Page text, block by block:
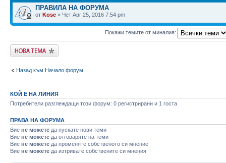
ПРАВИЛА НА ФОРУМА
от Kose » Чет Авг 25, 2016 7:54 pm
Покажи темите от миналия:
Публикувай нова
тема
Назад към Начало форум
КОЙ Е НА ЛИНИЯ
Потребители разглеждащи този форум: 0 регистрирани и 1 госта
ПРАВА НА ФОРУМА
Вие не можете да пускате нови теми
Вие не можете да отговаряте на теми
Вие не можете да променяте собственото си мнение
Вие не можете да изтривате собствените си мнения